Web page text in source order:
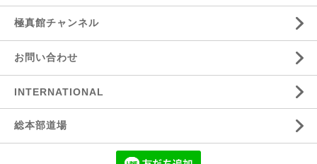
極真館チャンネル
お問い合わせ
INTERNATIONAL
総本部道場